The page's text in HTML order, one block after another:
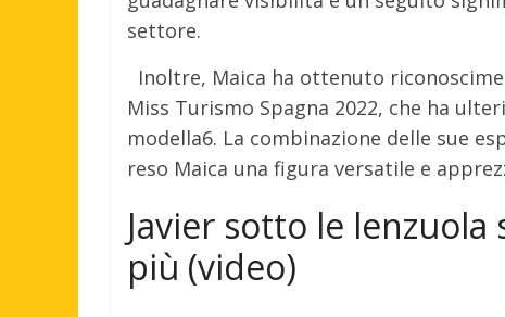
settore.
Inoltre, Maica ha ottenuto
Miss Turismo Spagna 2022, che ha
modella6. La combinazione delle sue
reso Maica una figura versatile e
Javier sotto le
più (video)